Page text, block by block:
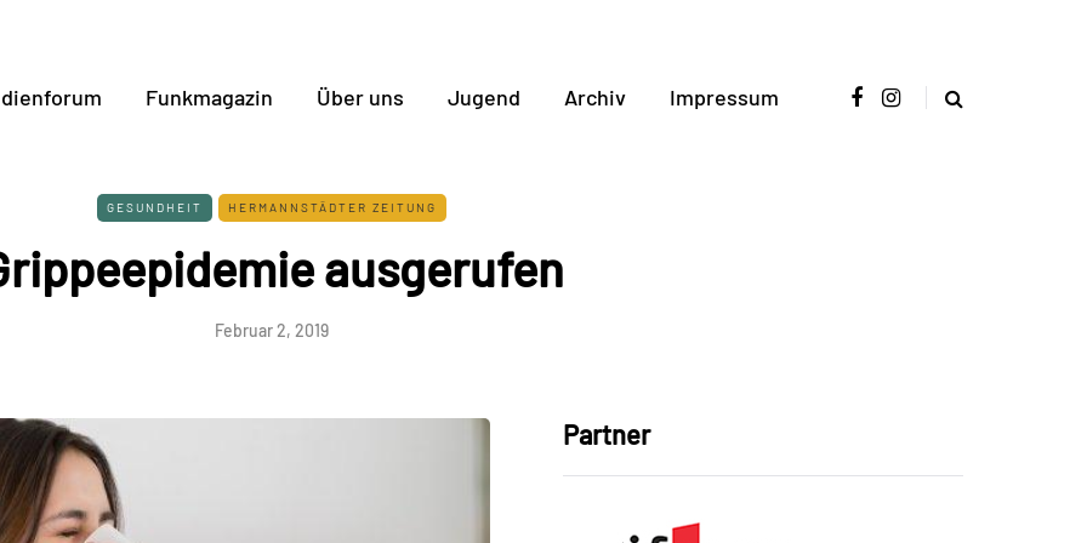
Funkmagazin Über uns Jugend Archiv Impressum
GESUNDHEIT HERMANNSTÄDTER ZEITUNG
ausgerufen
Februar 2, 2019
Partner